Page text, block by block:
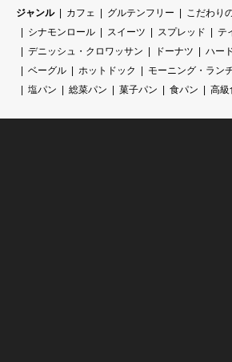
ジャンル
カフェ グルテンフリー こだわり
シナモンロール
スイーツ スプレッド
テ
デニッシュ・クロワッサン
ドーナツ ハー
ベーグル
ホットドック モーニング・ラン
塩パン
総菜パン 菓子パン 食パン 高級